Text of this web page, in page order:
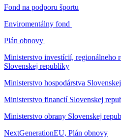
Fond na podporu športu
Enviromentálny fond
Plán obnovy
Ministerstvo investícií, regionálneho
Slovenskej republiky
Ministerstvo hospodárstva
Ministerstvo financií Slovenskej
Ministerstvo obrany Slovenskej
NextGenerationEU, Plán obnovy